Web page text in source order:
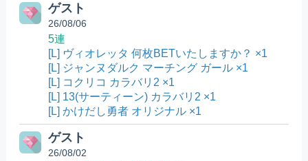
ゲスト
26/08/06
5連
[L] ヴィオレッタ 何枚BETいたしますか？ ×1
[L] ジャンヌダルク マーチング ガール ×1
[L] コクリコ カラバリ2 ×1
[L] 13(サーティーン) カラバリ2 ×1
[L] かけだし勇者 オリジナル ×1
ゲスト
26/08/02